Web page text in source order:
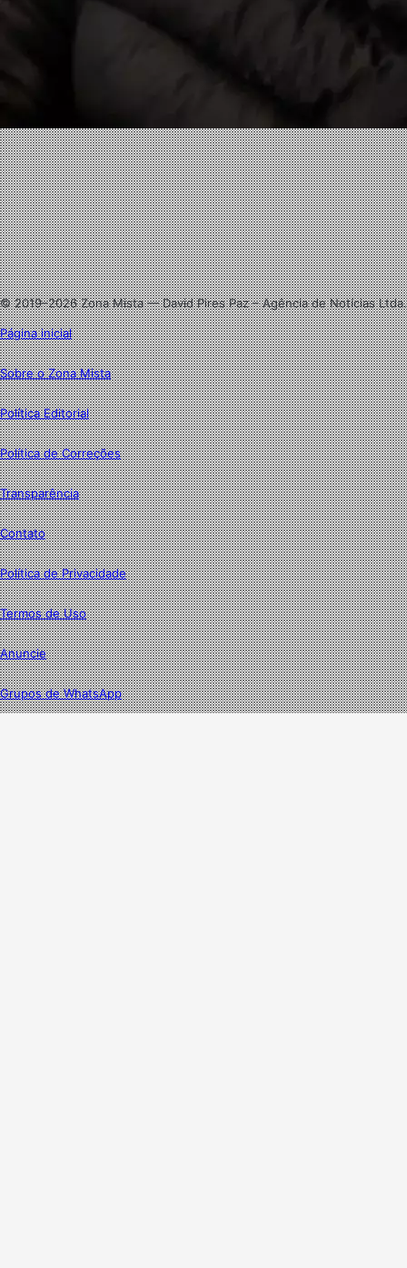
Facebook
X
Linkedin
Instagram
© 2019–2026 Zona Mista — David Pires Paz – Agência de Notícias Ltda.
Página inicial
Sobre o Zona Mista
Política Editorial
Política de Correções
Transparência
Contato
Política de Privacidade
Termos de Uso
Anuncie
Grupos de WhatsApp